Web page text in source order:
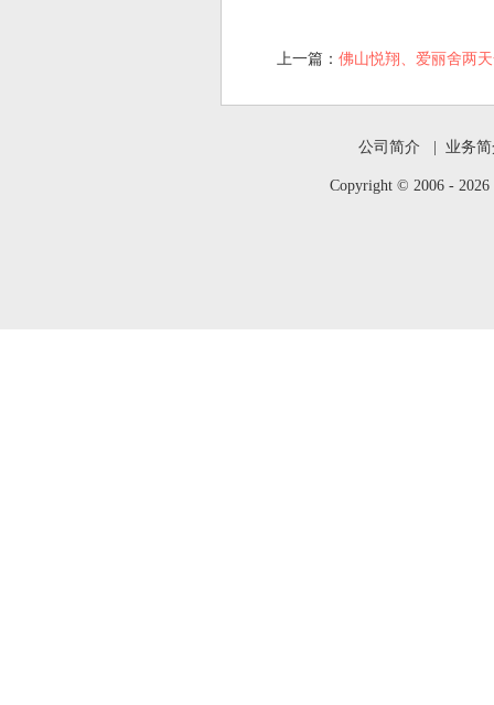
上一篇： 佛山悦翔、爱丽舍两
公司简介 业务
Copyright © 2006 -